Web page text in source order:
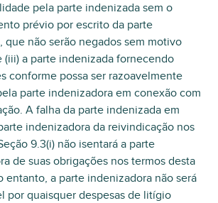
pela parte indenizada sem o
prévio por escrito da parte
que não serão negados sem motivo
(iii) a parte indenizada fornecendo
conforme possa ser razoavelmente
parte indenizadora em conexão com
A falha da parte indenizada em
indenizadora da reivindicação nos
9.3(i) não isentará a parte
de suas obrigações nos termos desta
entanto, a parte indenizadora não será
por quaisquer despesas de litígio